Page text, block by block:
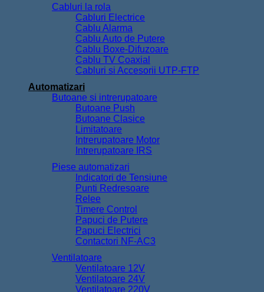
Cabluri la rola
Cabluri Electrice
Cablu Alarma
Cablu Auto de Putere
Cablu Boxe-Difuzoare
Cablu TV Coaxial
Cabluri si Accesorii UTP-FTP
Automatizari
Butoane si intrerupatoare
Butoane Push
Butoane Clasice
Limitatoare
Intrerupatoare Motor
Intrerupatoare IRS
Piese automatizari
Indicatori de Tensiune
Punti Redresoare
Relee
Timere Control
Papuci de Putere
Papuci Electrici
Contactori NF-AC3
Ventilatoare
Ventilatoare 12V
Ventilatoare 24V
Ventilatoare 220V